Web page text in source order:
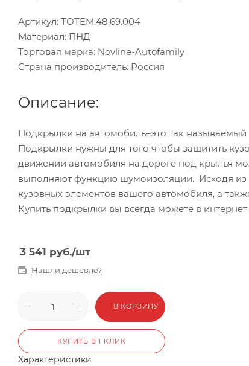
Артикул: TOTEM.48.69.004
Материал: ПНД
Торговая марка: Novline-Autofamily
Страна производитель: Россия
Описание:
Подкрылки на автомобиль–это так
Подкрылки нужны для того чтобы защитить
движении автомобиля на дороге под крылья
выполняют функцию шумоизоляции. Исходя из
кузовных элементов вашего автомобиля, а
Купить подкрылки вы всегда можете в
3 541 руб./шт
Нашли дешевле?
В КОРЗИНУ
КУПИТЬ В 1 КЛИК
Характеристики